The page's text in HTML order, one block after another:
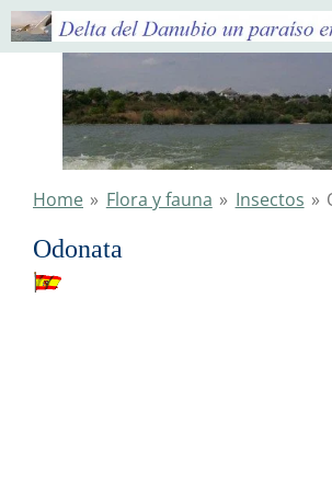
Ga
direct
hoofdinhoud
Home » Flora y fauna » Insectos »